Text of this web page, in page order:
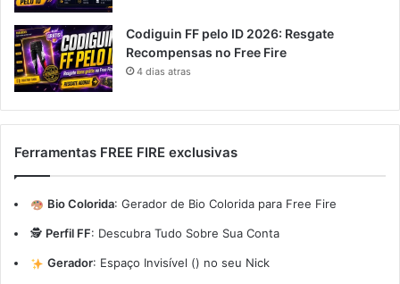
Codiguin FF pelo ID 2026: Resgate
Recompensas no Free Fire
4 dias atras
Ferramentas FREE FIRE exclusivas
Bio Colorida: Gerador de Bio Colorida para Free Fire
🕵️ Perfil FF: Descubra Tudo Sobre Sua Conta
Gerador: Espaço Invisível (ㅤ) no seu Nick